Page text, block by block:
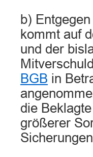
b)
kommt auf
und der
BGB in
die
größerer